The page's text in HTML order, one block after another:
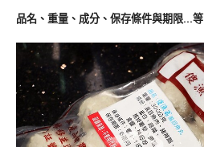
品名、重量、成分、保存條件與期限…等